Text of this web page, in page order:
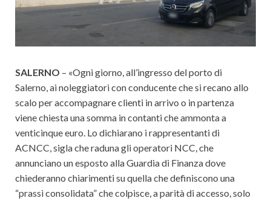
SALERNO – «Ogni giorno, all’ingresso del porto di
Salerno, ai noleggiatori con conducente che si recano allo
scalo per accompagnare clienti in arrivo o in partenza
viene chiesta una somma in contanti che ammonta a
venticinque euro. Lo dichiarano i rappresentanti di
ACNCC, sigla che raduna gli operatori NCC, che
annunciano un esposto alla Guardia di Finanza dove
chiederanno chiarimenti su quella che definiscono una
“prassi consolidata” che colpisce, a parità di accesso, solo